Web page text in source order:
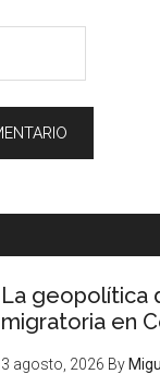
La geopolítica
migratoria en
3 agosto, 2026 By